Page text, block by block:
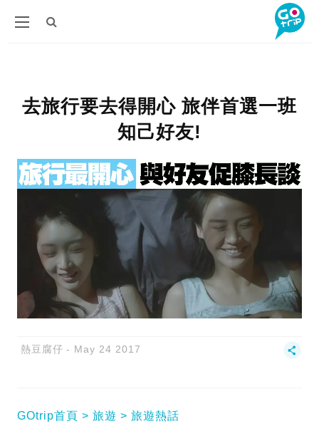
去旅行要去得開心 旅伴首選一班
知己好友!
熱豆腐仔 May 24 2017
GOtrip首頁 旅遊 旅遊熱話